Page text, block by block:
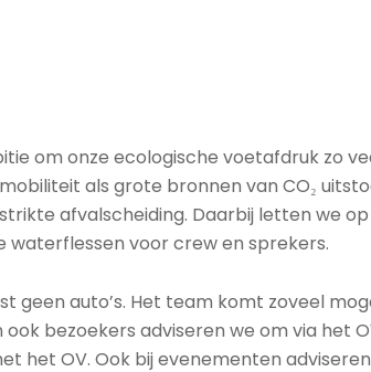
om onze ecologische voetafdruk zo
als grote bronnen van CO₂
afvalscheiding. Daarbij letten we
voor crew en sprekers.
geen auto’s. Het team komt zoveel
bezoekers adviseren we om via het
het OV. Ook bij evenementen